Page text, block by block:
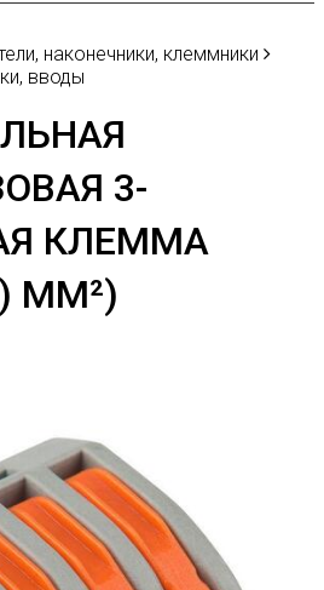
наконечники, клеммники
вводы
3-
КЛЕММА
ММ²)